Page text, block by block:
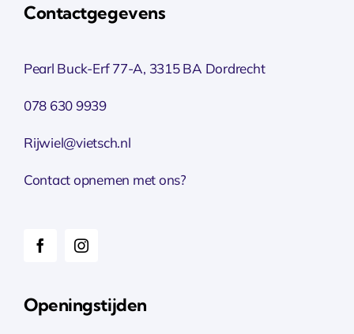
Contactgegevens
Pearl Buck-Erf 77-A, 3315 BA Dordrecht
078 630 9939
Rijwiel@vietsch.nl
Contact opnemen met ons?
Openingstijden